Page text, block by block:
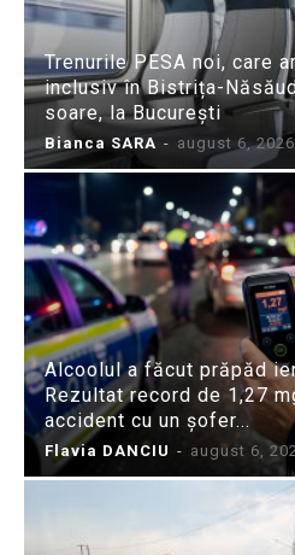
Trenurile PESA noi, care
inclusiv în Bistrița-
soare, la București
Bianca SARA - august 6, 2026
Alcoolul a făcut prăpăd
Rezultat record de 1,27
accident cu un șofer...
Flavia DANCIU - august 6,